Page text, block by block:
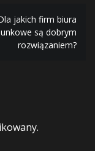
jakich firm biura
są dobrym
rozwiązaniem?